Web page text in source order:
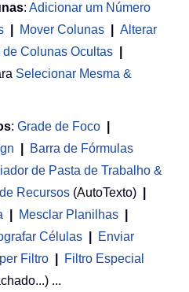
: Adicionar um Número
Mover Colunas
Alterar
Colunas Ocultas
Selecionar Mesma &
: Grade de Foco
Barra de Fórmulas
de Pasta de Trabalho &
Recursos (AutoTexto)
Mesclar Planilhas
Células
Enviar
Filtro
Filtro Especial
...